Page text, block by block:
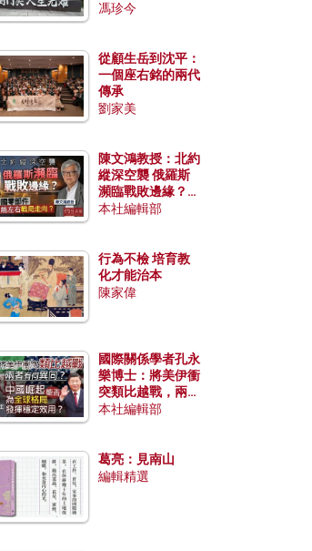
馮珍今
從顧生岳到沈平：
一個座右銘的兩代
傳承
劉家美
陳文鴻教授：北約
縱深空襲 俄羅斯
瀕臨戰敗邊緣？中
國零部件能左右戰
本社編輯部
行為不檢 培育教
化才能治本
陳家偉
國際關係學者孔永
樂博士：將美伊衝
突類比越戰，兩者
有何異同？中國崛
本社編輯部
葛亮：見南山
編輯精選